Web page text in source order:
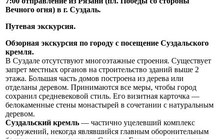
Вечного огня) в г. Суздаль.
Путевая экскурсия.
Обзорная экскурсия по городу с посещение Суздальского
кремля.
В Суздале отсутствуют многоэтажные строения. Существует
запрет местных органов на строительство зданий выше 2
этажа. Большая часть домов построена из дерева или
отделаны деревом. Принимаются все меры, чтобы город
сохранил средневековой стиль. Его визитная карточка —
белокаменные стены монастырей в сочетании с натуральным
деревом.
Суздальский кремль — частично уцелевший комплекс
сооружений, некогда являвшийся главным оборонительным